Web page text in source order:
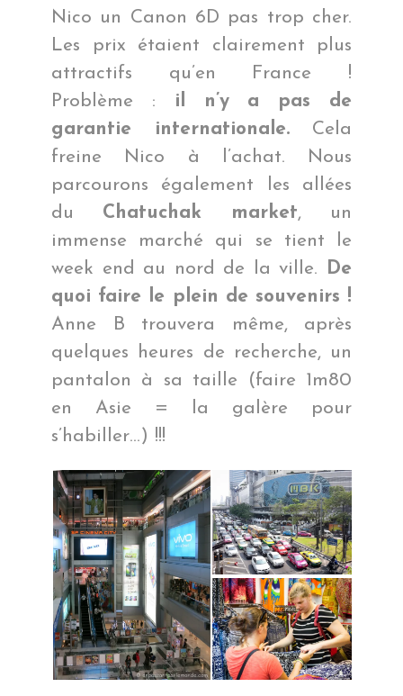
Nico un Canon 6D pas trop cher.
Les prix étaient clairement plus
attractifs qu’en France !
Problème :
il n’y a pas de
garantie internationale.Cela
freine Nico à l’achat. Nous
parcourons également les allées
du Chatuchak market, un
immense marché qui se tient le
week end au nord de la ville.
De
quoi faire le plein de souvenirs !
Anne B trouvera même, après
quelques heures de recherche, un
pantalon à sa taille (faire 1m80
en Asie = la galère pour
s’habiller…) !!!